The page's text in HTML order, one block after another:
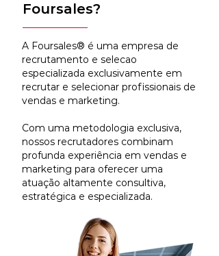
Foursales?
A Foursales® é uma empresa de
recrutamento e selecao
especializada exclusivamente em
recrutar e selecionar profissionais de
vendas e marketing.
Com uma metodologia exclusiva,
nossos recrutadores combinam
profunda experiência em vendas e
marketing para oferecer uma
atuação altamente consultiva,
estratégica e especializada.